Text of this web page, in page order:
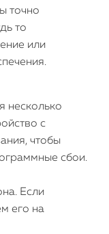
точно
то
или
несколько
с
чтобы
сбои.
Если
его на